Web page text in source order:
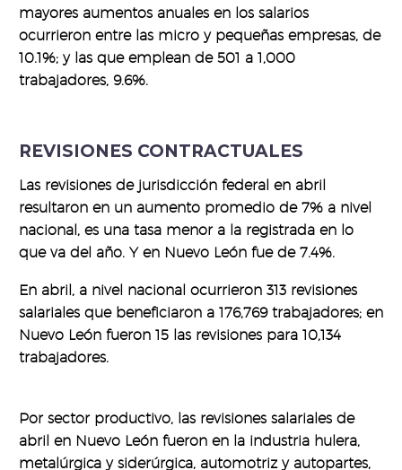
mayores aumentos anuales en los salarios
ocurrieron entre las micro y pequeñas empresas, de
10.1%; y las que emplean de 501 a 1,000
trabajadores, 9.6%.
REVISIONES CONTRACTUALES
Las revisiones de jurisdicción federal en abril
resultaron en un aumento promedio de 7% a nivel
nacional, es una tasa menor a la registrada en lo
que va del año. Y en Nuevo León fue de 7.4%.
En abril, a nivel nacional ocurrieron 313 revisiones
salariales que beneficiaron a 176,769 trabajadores; en
Nuevo León fueron 15 las revisiones para 10,134
trabajadores.
Por sector productivo, las revisiones salariales de
abril en Nuevo León fueron en la industria hulera,
metalúrgica y siderúrgica, automotriz y autopartes,